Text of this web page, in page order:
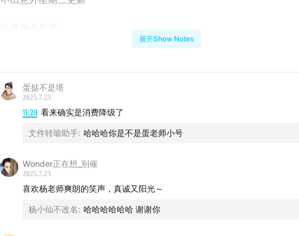
@杨小仙
@吸哎斯-Cis
展开Show Notes
蛋挞不是塔
2025.7.23
11:29 看来确实是消费降级了
文件转瑜助手: 哈哈哈你是不是蛋老师小号
Wonder正在想_别催
2025.7.23
喜欢杨老师爽朗的笑声，真诚又阳光～
杨小仙不改名: 哈哈哈哈哈哈 谢谢你